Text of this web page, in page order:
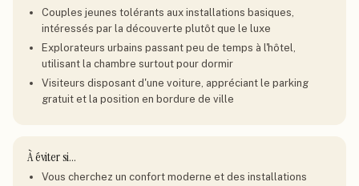
Couples jeunes tolérants aux installations basiques,
intéressés par la découverte plutôt que le luxe
Explorateurs urbains passant peu de temps à l'hôtel,
utilisant la chambre surtout pour dormir
Visiteurs disposant d'une voiture, appréciant le parking
gratuit et la position en bordure de ville
À éviter si…
Vous cherchez un confort moderne et des installations